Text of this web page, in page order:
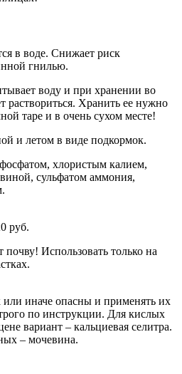
в воде. Снижает риск
гнилью.
воду и при хранении во
Хранить ее нужно
таре и в очень сухом месте!
и летом в виде подкормок.
хлористым калием,
сульфатом аммония,
руб.
Использовать только на
или иначе опасны и применять их
по инструкции. Для кислых
вариант – кальциевая селитра.
– мочевина.